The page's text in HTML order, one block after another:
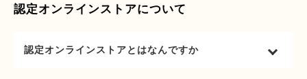
認定オンラインストアについて
認定オンラインストアとはなんですか